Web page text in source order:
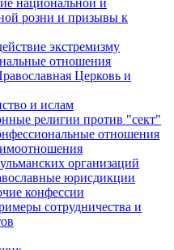
национальной и
розни и призывы к
экстремизму
отношения
Церковь и
и ислам
религии против "сект"
отношения
организаций
юрисдикции
конфессии
сотрудничества и